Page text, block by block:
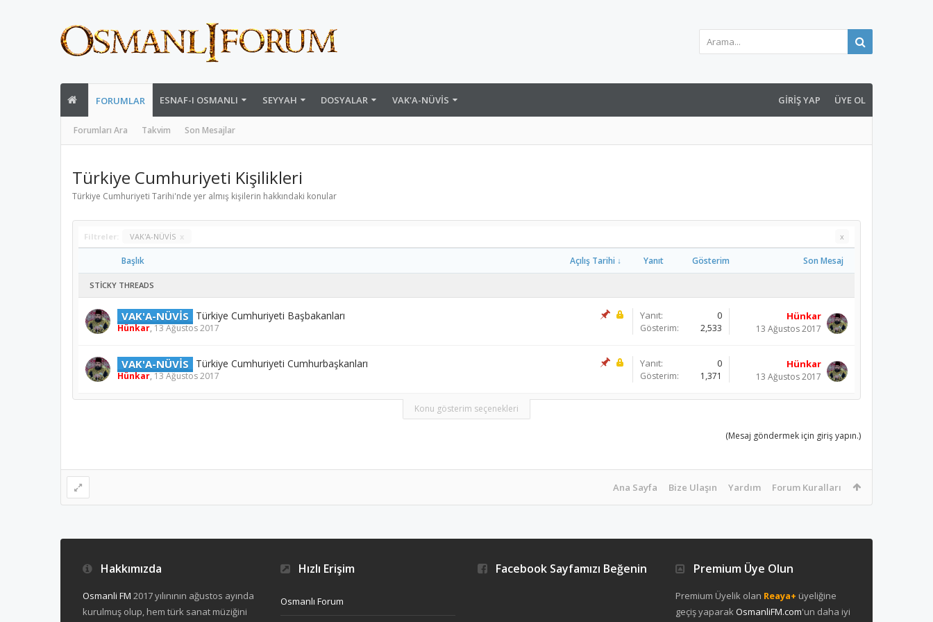
FORUMLAR
Forumları Ara Takvim Son Mesajlar
ESNAF-I OSMANLI SEYYAH DOSYALAR VAK'A-NÜVIS GIRIŞ YAP ÜYE OL
Türkiye Cumhuriyeti Kişilikleri
Türkiye Cumhuriyeti Tarihi'nde yer almış kişilerin hakkındaki konular
Filtreler: VAK'A-NÜVİS x x
Başlık Açılış Tarihi ↓ Yanıt Gösterim Son Mesaj
STICKY THREADS
VAK'A-NÜVİS Türkiye Cumhuriyeti Başbakanları
Hünkar,13 Ağustos 2017
Yanıt: 0
Gösterim: 2,533
Hünkar
13 Ağustos 2017
VAK'A-NÜVİS Türkiye Cumhuriyeti Cumhurbaşkanları
Hünkar,13 Ağustos 2017
Yanıt: 0
Gösterim: 1,371
Hünkar
13 Ağustos 2017
Konu gösterim seçenekleri
(Mesaj göndermek için giriş yapın.)
Ana Sayfa Bize Ulaşın Yardım Forum Kuralları
Hakkımızda
Osmanli FM 2017 yılınının ağustos ayında
kurulmuş olup, hem türk sanat müziğini
Hızlı Erişim
Osmanlı Forum
Facebook Sayfamızı Beğenin Premium Üye Olun
Premium Üyelik olan Reaya+ üyeliğine
geçiş yaparakOsmanliFM.com'un daha iyi